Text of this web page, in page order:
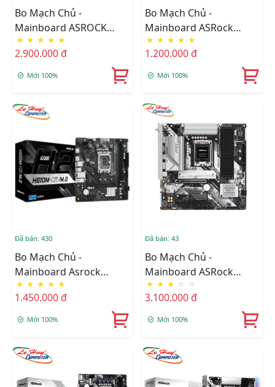
Bo Mạch Chủ -
Mainboard ASROCK
B760M PRO RS/D5
★ ★ ★ ★ ★
2.900.000 đ
Mới 100%
Bo Mạch Chủ -
Mainboard ASRock
A520M-HVS (Chipset
AMD A520, Socket AM4,
DDR4 64GB, M-ATX)
★ ★ ★ ★ ★
1.200.000 đ
Mới 100%
Đã bán: 430
Bo Mạch Chủ -
Mainboard Asrock
H610M-H2/M.2 DDR4
★ ★ ★ ★ ★
1.450.000 đ
Mới 100%
Đã bán: 43
Bo Mạch Chủ -
Mainboard ASRock
B760M Pro Rs Wifi DDR5
★ ★ ★ ☆ ☆
3.100.000 đ
Mới 100%